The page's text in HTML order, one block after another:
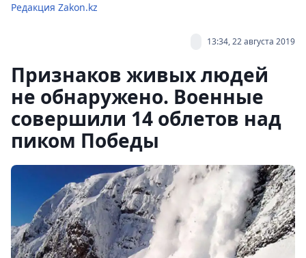
Редакция Zakon.kz
13:34, 22 августа 2019
Признаков живых людей
не обнаружено. Военные
совершили 14 облетов над
пиком Победы